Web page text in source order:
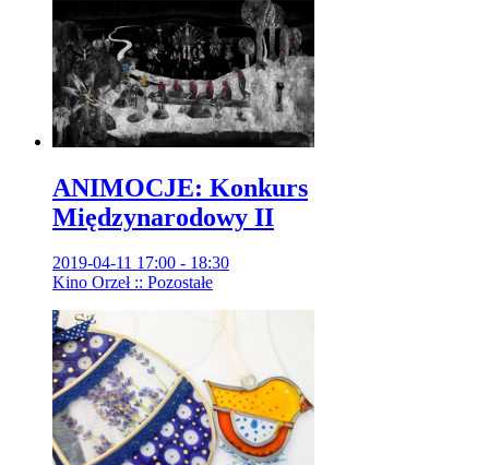
ANIMOCJE: Konkurs
Międzynarodowy II
2019-04-11 17:00 - 18:30
Kino Orzeł :: Pozostałe